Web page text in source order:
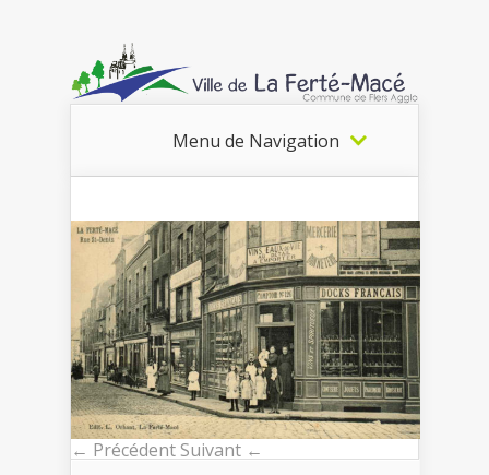
Menu de Navigation
← Précédent Suivant ←